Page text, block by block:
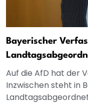
Bayerischer
Auf die AfD hat der
Inzwischen steht in